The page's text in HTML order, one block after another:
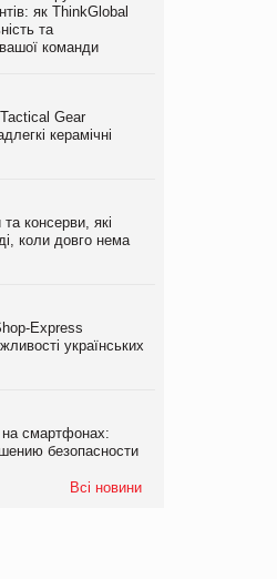
як ThinkGlobal
та
команди
Gear
керамічні
консерви, які
коли довго нема
Express
українських
смартфонах:
безопасности
Всі новини